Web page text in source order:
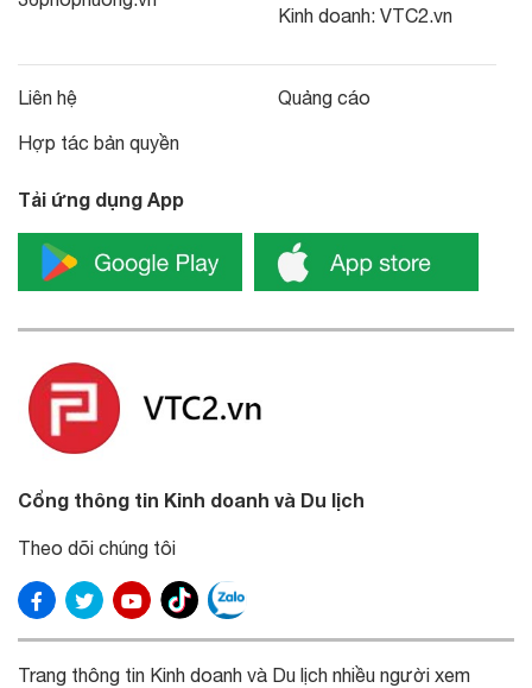
Kinh doanh: VTC2.vn
Liên hệ
Hợp tác bản quyền
Quảng cáo
Tải ứng dụng App
Cổng thông tin Kinh doanh và Du lịch
Theo dõi chúng tôi
Trang thông tin Kinh doanh và Du lịch nhiều người xem